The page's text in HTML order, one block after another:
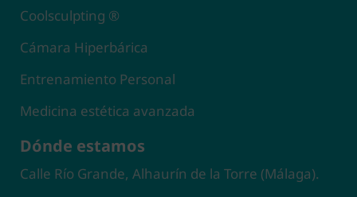
Coolsculpting ®
Cámara Hiperbárica
Entrenamiento Personal
Medicina estética avanzada
Dónde estamos
Calle Río Grande, Alhaurín de la Torre (Málaga).